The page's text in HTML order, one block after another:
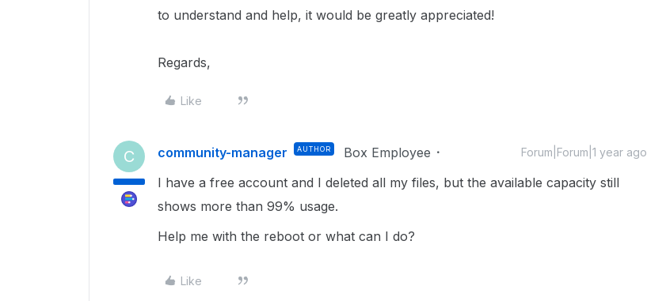
to understand and help, it would be greatly appreciated!
Regards,
Like
C community-manager AUTHOR Box Employee Forum|Forum|1 year ago
I have a free account and I deleted all my files, but the available capacity still
shows more than 99% usage.
Help me with the reboot or what can I do?
Like